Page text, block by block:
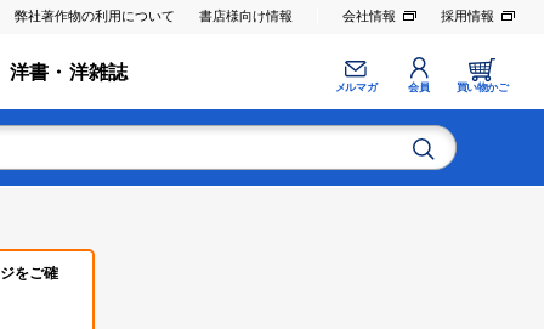
弊社著作物の利用について 書店様向け情報 会社情報 採用情報
洋書・洋雑誌
メルマガ 会員 買い物かご
をご確